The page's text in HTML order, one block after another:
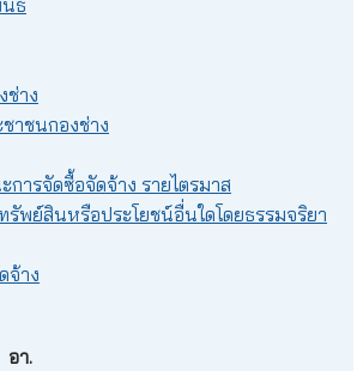
ธ์
ช่าง
าชนกองช่าง
การจัดซื้อจัดจ้าง รายไตรมาส
รัพย์สินหรือประโยชน์อื่นใดโดยธรรมจริยา
จ้าง
อา.